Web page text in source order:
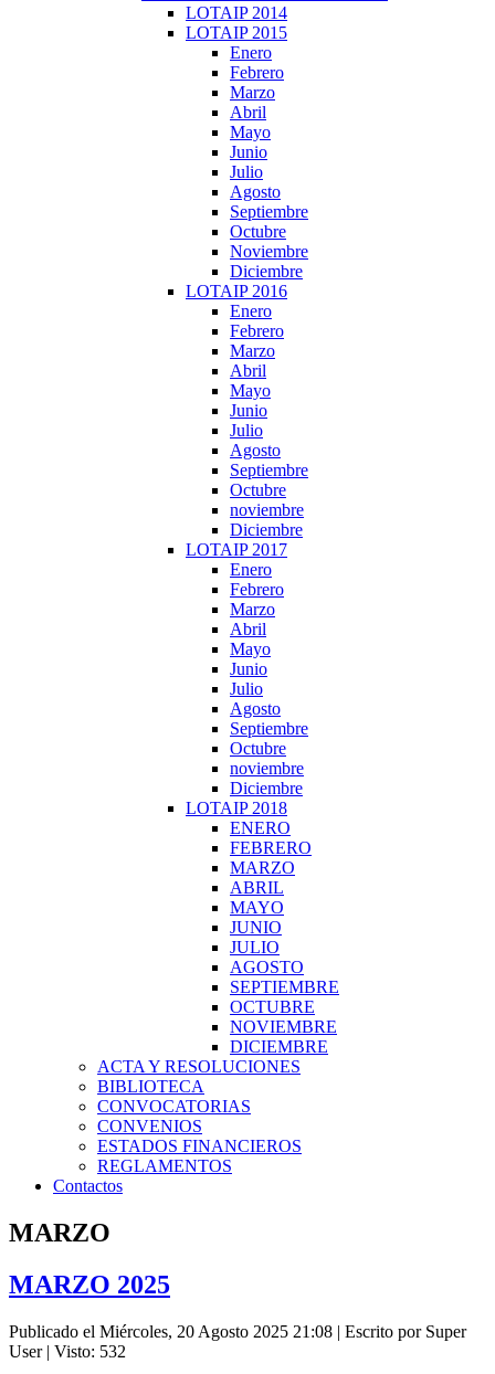
LOTAIP 2014
LOTAIP 2015
Enero
Febrero
Marzo
Abril
Mayo
Junio
Julio
Agosto
Septiembre
Octubre
Noviembre
Diciembre
LOTAIP 2016
Enero
Febrero
Marzo
Abril
Mayo
Junio
Julio
Agosto
Septiembre
Octubre
noviembre
Diciembre
LOTAIP 2017
Enero
Febrero
Marzo
Abril
Mayo
Junio
Julio
Agosto
Septiembre
Octubre
noviembre
Diciembre
LOTAIP 2018
ENERO
FEBRERO
MARZO
ABRIL
MAYO
JUNIO
JULIO
AGOSTO
SEPTIEMBRE
OCTUBRE
NOVIEMBRE
DICIEMBRE
ACTA Y RESOLUCIONES
BIBLIOTECA
CONVOCATORIAS
CONVENIOS
ESTADOS FINANCIEROS
REGLAMENTOS
Contactos
MARZO
MARZO 2025
Publicado el Miércoles, 20 Agosto 2025 21:08 | Escrito por Super
User| Visto: 532